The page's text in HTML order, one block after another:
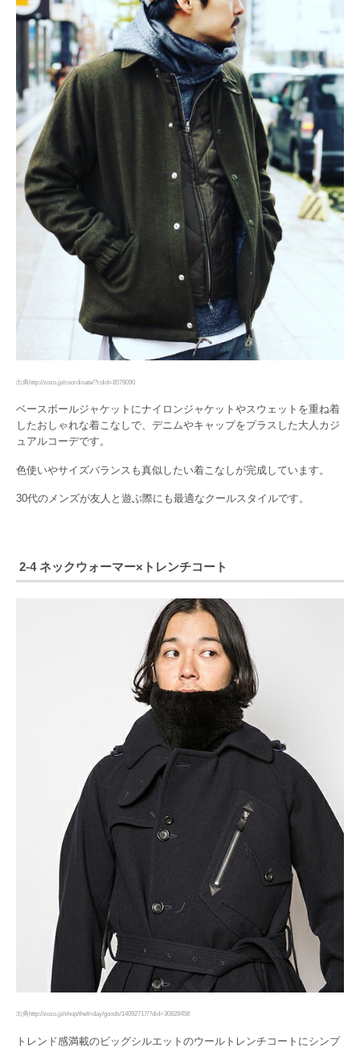
出典http://zozo.jp/coordinate/?cdid=8579090
ベースボールジャケットにナイロンジャケットやスウェットを重ね着
したおしゃれな着こなしで、デニムやキャップをプラスした大人カジ
ュアルコーデです。
色使いやサイズバランスも真似したい着こなしが完成しています。
30代のメンズが友人と遊ぶ際にも最適なクールスタイルです。
2-4 ネックウォーマー×トレンチコート
出典http://zozo.jp/shop/thefriday/goods/14092717/?did=30828458
トレンド感満載のビッグシルエットのウールトレンチコートにシンプ